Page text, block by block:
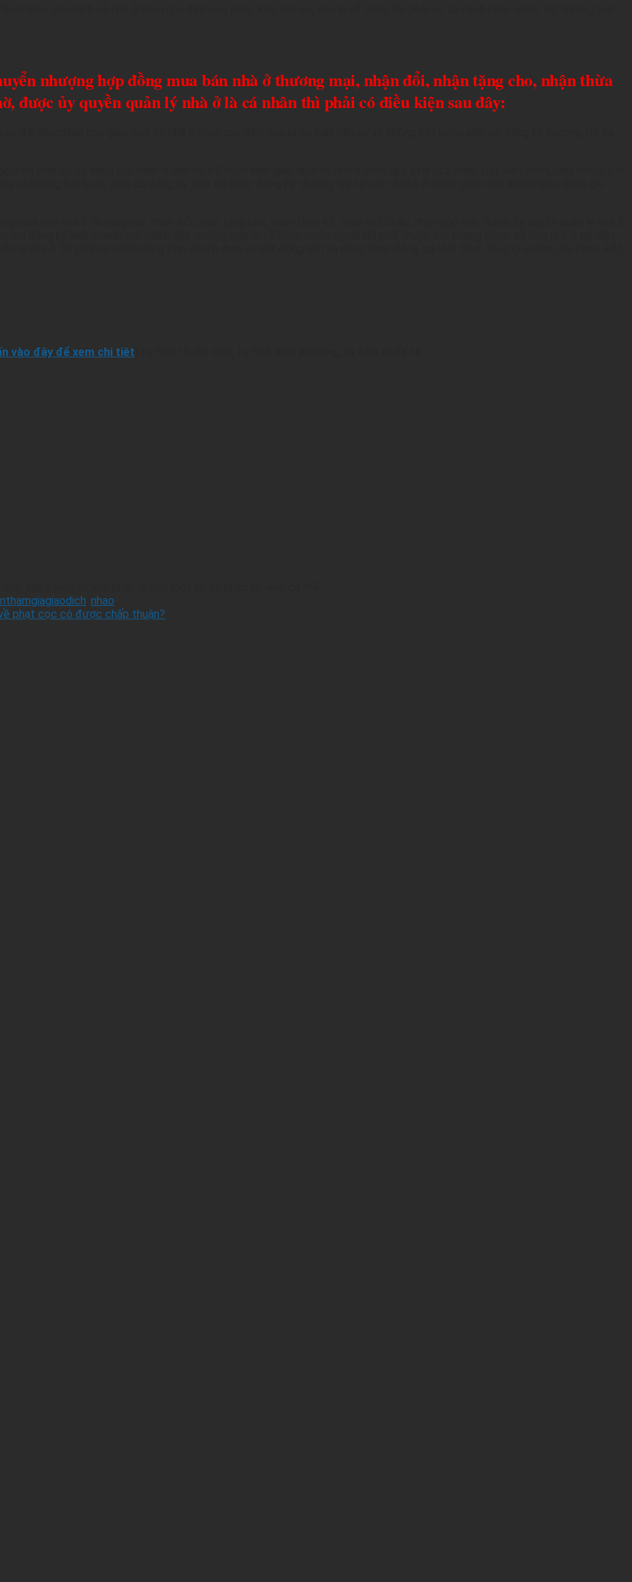
nhượng hợp đồng mua bán nhà ở thương mại, nhận đổi, nhận tặng cho, nhận thừa
được ủy quyền quản lý nhà ở là cá nhân thì phải có điều kiện sau đây:
thì phải có đủ năng lực hành vi dân sự để thực hiện giao dịch về nhà ở theo quy định của pháp luật Việt Nam, phải thuộc đối
và không bắt buộc phải có đăng ký tạm trú hoặc đăng ký thường trú tại nơi có nhà ở được giao dịch.#Điều kiện tham gia
mua bán nhà ở thương mại, nhận đổi, nhận tặng cho, nhận thừa kế, nhận thế chấp, nhận góp vốn, được ủy quyền quản lý nhà ở
nơi đăng ký kinh doanh, nơi thành lập; trường hợp là tổ chức nước ngoài thì phải thuộc đối tượng được sở hữu nhà ở tại Việt
lý nhà ở thì phải có chức năng kinh doanh dịch vụ bất động sản và đang hoạt động tại Việt Nam theo quy định của pháp luật
vào đây để xem chi tiêt
thế ý kiến tư vấn pháp lý cho một hồ sơ hoặc vụ việc cụ thể.
nhao
phạt cọc có được chấp thuận?